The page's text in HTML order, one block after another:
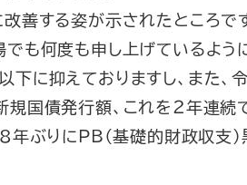
善する姿が示されたところで
でも何度も申し上げているよ
に抑えておりますし、また、
規国債発行額、これを２年連
ぶりにPB（基礎的財政収支